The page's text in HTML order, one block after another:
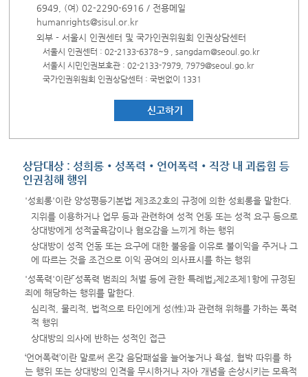
6949, (여) 02-2290-6916 / 전용메일
humanrights@sisul.or.kr
외부 - 서울시 인권센터 및 국가인권위원회 인권상담센터
서울시 인권센터 : 02-2133-6378~9 ,sangdam@seoul.go.kr
서울시 시민인권보호관 : 02-2133-7979, 7979@seoul.go.kr
국가인권위원회 인권상담센터 : 국번없이 1331
신고하기
상담대상 : 성희롱‧성폭력‧언어폭력‧직장 내 괴롭힘 등
인권침해 행위
'성희롱'이란 양성평등기본법 제3조2호의 규정에 의한 성희롱을 말한다.
지위를 이용하거나 업무 등과 관련하여 성적 언동 또는 성적 요구 등으로
상대방에게 성적굴욕감이나 혐오감을 느끼게 하는 행위
상대방이 성적 언동 또는 요구에 대한 불응을 이유로 불이익을 주거나 그
에 따르는 것을 조건으로 이익 공여의 의사표시를 하는 행위
'성폭력'이란「성폭력 범죄의 처벌 등에 관한 특례법」제2조제1항에 규정된
죄에 해당하는 행위를 말한다.
심리적, 물리적, 법적으로 타인에게 성(性)과 관련해 위해를 가하는 폭력
적 행위
상대방의 의사에 반하는 성적인 접근
‘언어폭력’이란 말로써 온갖 음담패설을 늘어놓거나 욕설, 협박 따위를 하
는 행위 또는 상대방의 인격을 무시하거나 자아 개념을 손상시키는 모욕적